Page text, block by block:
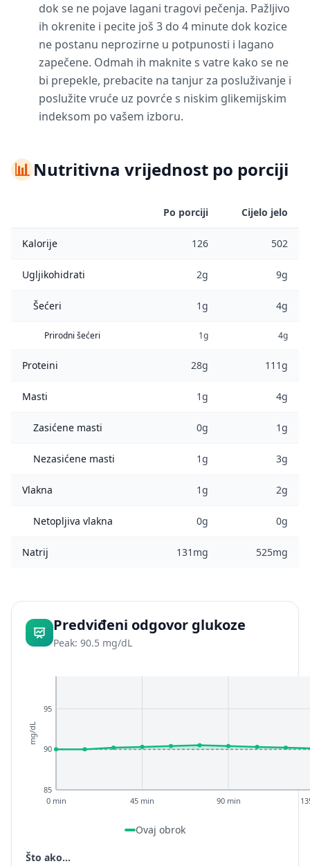
dok se ne pojave lagani tragovi pečenja. Pažljivo
ih okrenite i pecite još 3 do 4 minute dok kozice
ne postanu neprozirne u potpunosti i lagano
zapečene. Odmah ih maknite s vatre kako se ne
bi prepekle, prebacite na tanjur za posluživanje i
poslužite vruće uz povrće s niskim glikemijskim
indeksom po vašem izboru.
📊Nutritivna vrijednost po porciji
Po porciji Cijelo jelo
Kalorije 126 502
Ugljikohidrati 2g 9g
Šećeri 1g 4g
Prirodni šećeri 1g 4g
Proteini 28g 111g
Masti 1g 4g
Zasićene masti 0g 1g
Nezasićene masti 1g 3g
Vlakna 1g 2g
Netopljiva vlakna 0g 0g
Natrij 131mg 525mg
Predviđeni odgovor glukoze
Peak: 90.5 mg/dL
85
90
95
0 min 45 min 90 min
mg/dL
Ovaj obrok
Što ako...